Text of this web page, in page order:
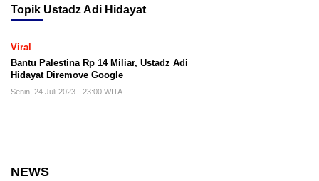
Topik Ustadz Adi Hidayat
Viral
Bantu Palestina Rp 14 Miliar, Ustadz Adi
Hidayat Diremove Google
Senin, 24 Juli 2023 - 23:00 WITA
NEWS